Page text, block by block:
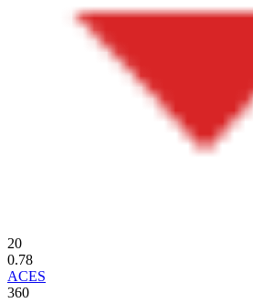
20
0.78
ACES
360